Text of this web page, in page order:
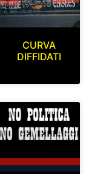
CURVA
DIFFIDATI